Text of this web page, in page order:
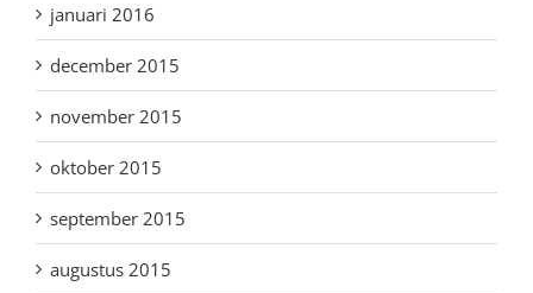
januari 2016
december 2015
november 2015
oktober 2015
september 2015
augustus 2015